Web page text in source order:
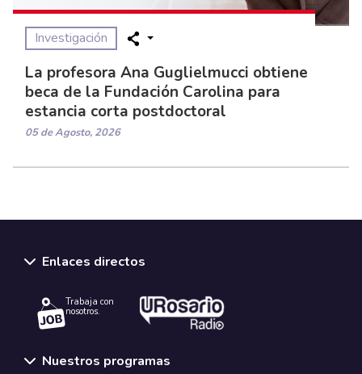
Investigación
La profesora Ana Guglielmucci obtiene
beca de la Fundación Carolina para
estancia corta postdoctoral
05 de Agosto, 2026
Enlaces directos
Trabaja con
nosotros.
Nuestros programas